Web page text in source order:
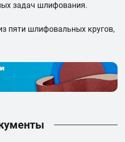
задач шлифования.
пяти шлифовальных кругов,